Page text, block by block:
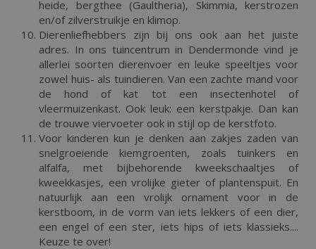
heide, bergthee (Gaultheria), Skimmia, kerstrozen
en/of zilverstruikje en klimop.
Dierenliefhebbers zijn bij ons ook aan het juiste
adres. In ons tuincentrum in Dendermonde vind je
allerlei soorten dierenvoer en leuke speeltjes voor
zowel huis- als tuindieren. Van een zachte mand voor
de hond of kat tot een insectenhotel of
vleermuizenkast. Ook leuk: een kerstpakje. Dan kan
de trouwe viervoeter ook in stijl op de kerstfoto.
Voor kinderen kun je denken aan zakjes zaden van
snelgroeiende kiemgroenten, zoals tuinkers en
alfalfa, met bijbehorende kweekschaaltjes of
kweekkasjes, een vrolijke gieter of plantenspuit. En
natuurlijk aan een vrolijk ornament voor in de
kerstboom, in de vorm van iets lekkers of een dier,
een engel of een ster, iets hips of iets klassieks....
Keuze te over!